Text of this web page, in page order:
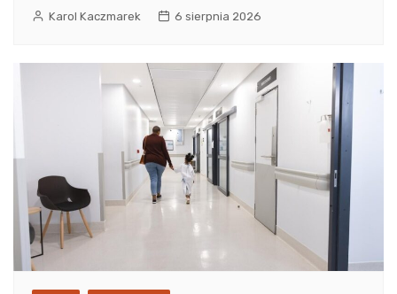
Karol Kaczmarek 6 sierpnia 2026